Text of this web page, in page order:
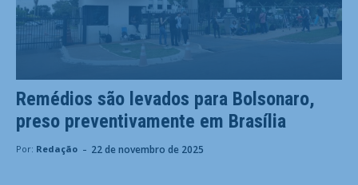
Remédios são levados para Bolsonaro,
preso preventivamente em Brasília
Por: Redação - 22 de novembro de 2025